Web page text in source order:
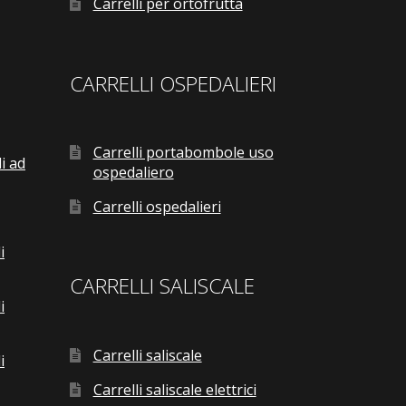
ad
Carrelli per ortofrutta
CARRELLI OSPEDALIERI
Carrelli portabombole uso
ospedaliero
Carrelli ospedalieri
CARRELLI SALISCALE
Carrelli saliscale
Carrelli saliscale elettrici